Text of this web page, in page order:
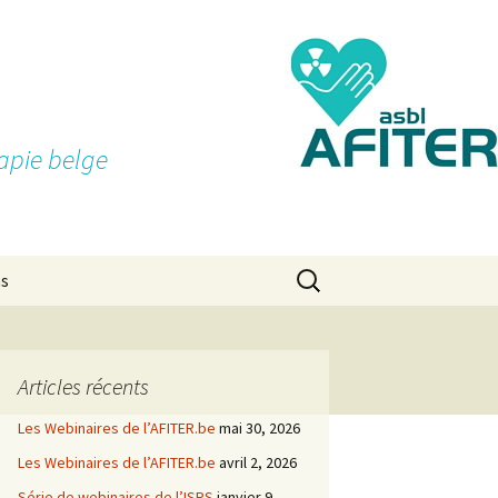
belge
Rechercher :
Articles récents
Les Webinaires de l’AFITER.be mai 30, 2026
Les Webinaires de l’AFITER.be avril 2, 2026